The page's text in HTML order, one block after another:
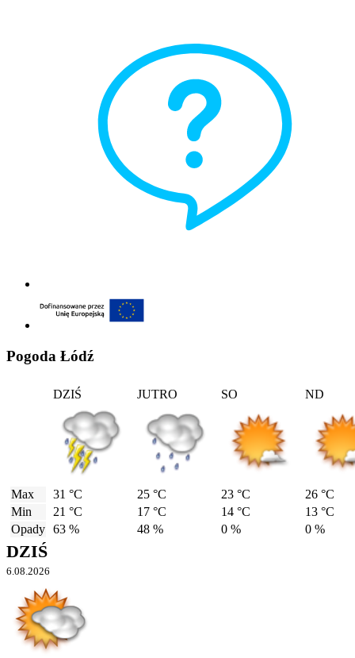
Pogoda Łódź
Max
Min
Opady
DZIŚ
31 °C
21 °C
63 %
JUTRO
25 °C
17 °C
48 %
SO
23 °C
14 °C
0 %
ND
26 °C
13 °C
0 %
DZIŚ
6.08.2026